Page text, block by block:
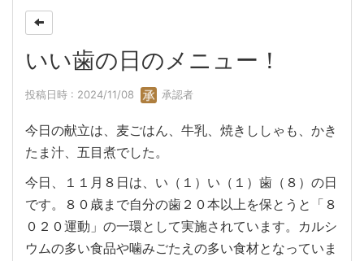
いい歯の日のメニュー！
投稿日時 : 2024/11/08 承認者
今日の献立は、麦ごはん、牛乳、焼きししゃも、かき
たま汁、五目煮でした。
今日、１１月８日は、い（１）い（１）歯（８）の日
です。８０歳まで自分の歯２０本以上を保とうと「８
０２０運動」の一環として実施されています。カルシ
ウムの多い食品や噛みごたえの多い食材となっていま